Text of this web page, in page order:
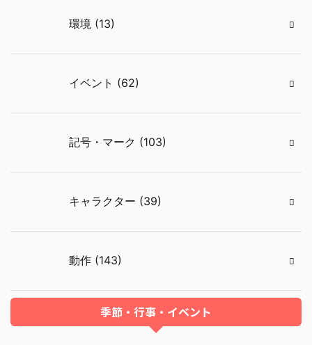
環境 (13)
イベント (62)
記号・マーク (103)
キャラクター (39)
動作 (143)
季節・行事・イベント